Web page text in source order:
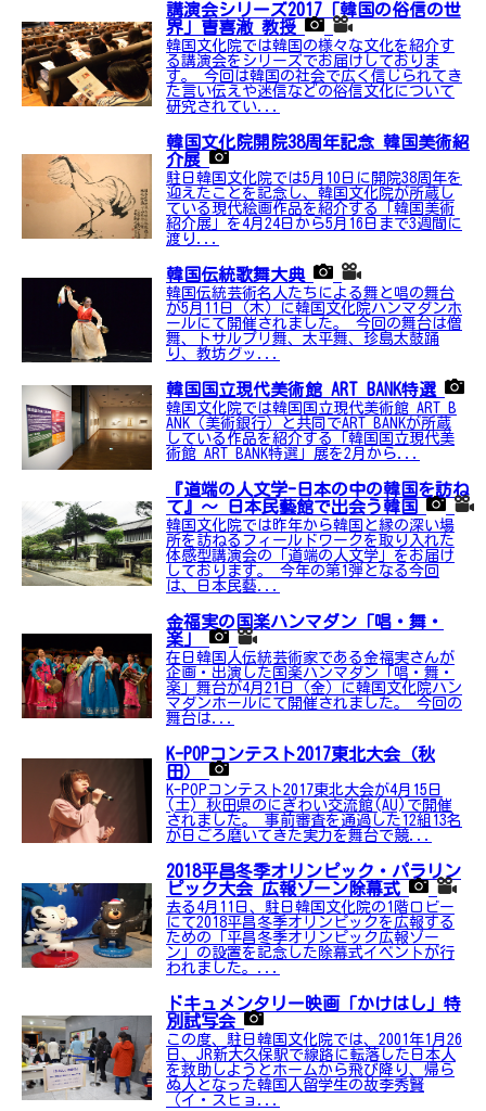
講演会シリーズ2017「韓国の俗信の世
界」曺喜澈 教授
韓国文化院では韓国の様々な文化を紹介す
る講演会をシリーズでお届けしておりま
す。 今回は韓国の社会で広く信じられてき
た言い伝えや迷信などの俗信文化について
研究されてい...
韓国文化院開院38周年記念 韓国美術紹
介展
駐日韓国文化院では5月10日に開院38周年を
迎えたことを記念し、韓国文化院が所蔵し
ている現代絵画作品を紹介する「韓国美術
紹介展」を4月24日から5月16日まで3週間に
渡り...
韓国伝統歌舞大典
韓国伝統芸術名人たちによる舞と唱の舞台
が5月11日（木）に韓国文化院ハンマダンホ
ールにて開催されました。 今回の舞台は僧
舞、トサルプリ舞、太平舞、珍島太鼓踊
り、教坊グッ...
韓国国立現代美術館 ART BANK特選
韓国文化院では韓国国立現代美術館 ART B
ANK（美術銀行）と共同でART BANKが所蔵
している作品を紹介する「韓国国立現代美
術館 ART BANK特選」展を2月から...
『道端の人文学-日本の中の韓国を訪ね
て』～ 日本民藝館で出会う韓国
韓国文化院では昨年から韓国と縁の深い場
所を訪ねるフィールドワークを取り入れた
体感型講演会の「道端の人文学」をお届け
しております。 今年の第1弾となる今回
は、日本民藝...
金福実の国楽ハンマダン「唱・舞・
楽」
在日韓国人伝統芸術家である金福実さんが
企画・出演した国楽ハンマダン「唱・舞・
楽」舞台が4月21日（金）に韓国文化院ハン
マダンホールにて開催されました。 今回の
舞台は...
K-POPコンテスト2017東北大会（秋
田）
K-POPコンテスト2017東北大会が4月15日
(土) 秋田県のにぎわい交流館(AU)で開催
されました。 事前審査を通過した12組13名
が日ごろ磨いてきた実力を舞台で競...
2018平昌冬季オリンピック・パラリン
ピック大会 広報ゾーン除幕式
去る4月11日、駐日韓国文化院の1階ロビー
にて2018平昌冬季オリンピックを広報する
ための「平昌冬季オリンピック広報ゾー
ン」の設置を記念した除幕式イベントが行
われました。...
ドキュメンタリー映画「かけはし」特
別試写会
この度、駐日韓国文化院では、2001年1月26
日、JR新大久保駅で線路に転落した日本人
を救助しようとホームから飛び降り、帰ら
ぬ人となった韓国人留学生の故李秀賢
（イ・スヒョ...